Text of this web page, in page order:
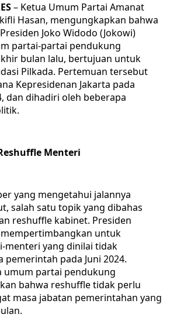
– Ketua Umum Partai Amanat
Hasan, mengungkapkan bahwa
Joko Widodo (Jokowi)
partai-partai pendukung
bulan lalu, bertujuan untuk
Pilkada. Pertemuan tersebut
Kepresidenan Jakarta pada
dan dihadiri oleh beberapa
Menteri
yang mengetahui jalannya
salah satu topik yang dibahas
reshuffle kabinet. Presiden
untuk
menteri yang dinilai tidak
pada Juni 2024.
umum partai pendukung
bahwa reshuffle tidak perlu
masa jabatan pemerintahan yang